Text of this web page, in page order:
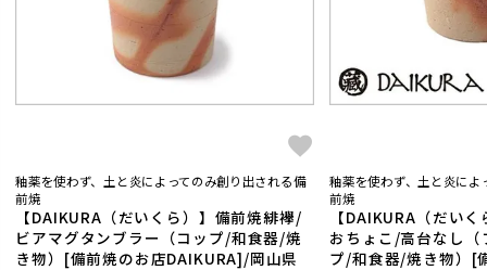
釉薬を使わず、土と炎によってのみ創り出される備
前焼
【DAIKURA（だいくら）】備前焼緋襷/
ビアマグタンブラー（コップ/和食器/焼
き物）[備前焼のお店DAIKURA]/岡山県
釉薬を使わず、土と炎に
前焼
【DAIKURA（だい
おちょこ/高台なし
プ/和食器/焼き物）[